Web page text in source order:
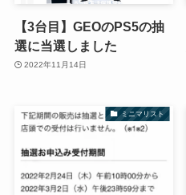
【3台目】GEOのPS5の抽
選に当選しました
2022年11月14日
ミニマリスト